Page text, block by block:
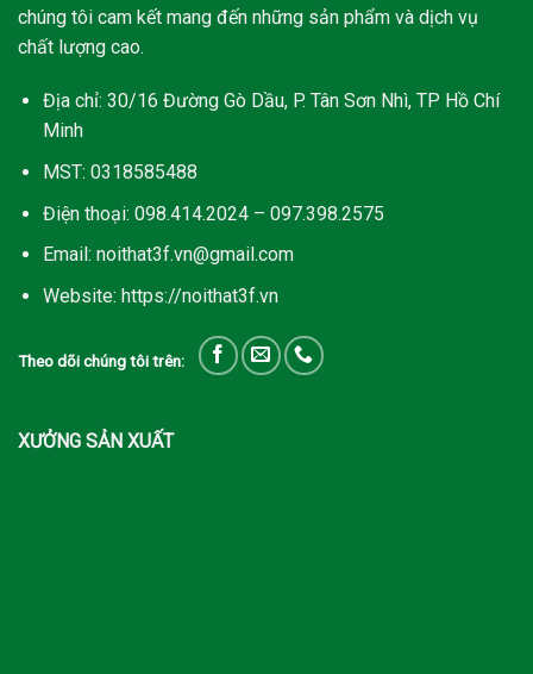
chúng tôi cam kết mang đến những sản phẩm và dịch vụ
chất lượng cao.
Địa chỉ: 30/16 Đường Gò Dầu, P. Tân Sơn Nhì, TP Hồ Chí
Minh
MST: 0318585488
Điện thoại: 098.414.2024 – 097.398.2575
Email: noithat3f.vn@gmail.com
Website: https://noithat3f.vn
Theo dõi chúng tôi trên:
XƯỞNG SẢN XUẤT